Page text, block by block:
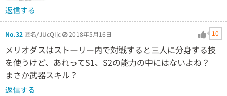
返信する
No.32 匿名/JUcQIjc 2018年5月16日 10
メリオダスはストーリー内で対戦すると三人に分身する技
を使うけど、あれってS1、S2の能力の中にはないよね？
まさか武器スキル？
返信する